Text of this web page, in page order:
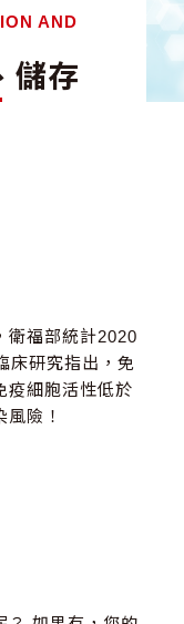
AND
儲存
衛福部統計2020
床研究指出，免
疫細胞活性低於
險！